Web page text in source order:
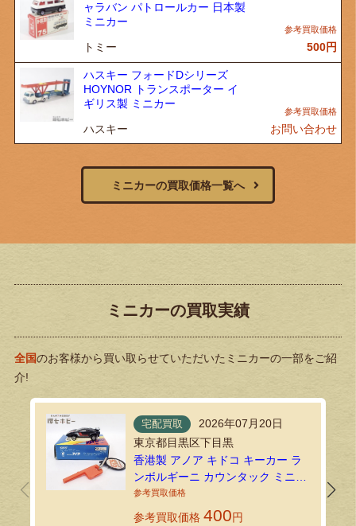
ャラバン パトロールカー 日本製
ミニカー
トミー 500円
ハスキー フォードDシリーズ
HOYNOR トランスポーター イ
ギリス製 ミニカー
ハスキー お問い合わせ
ミニカーの買取価格一覧へ
ミニカーの買取実績
全国のお客様から買い取らせていただいたミニカーの一部をご紹
介!
宅配買取
2026年07月20日
東京都目黒区下目黒
香港製 アノア キドコ キーカー ラ
ンボルギーニ カウンタック ミニカ
ーを宅配買取にてお送りいただき
ました！
参考買取価格 400円